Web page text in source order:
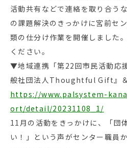
活動共有などで連絡を取り合う
の課題解決のきっかけに宮前セ
類の仕分け作業を開催しました
ください。
▼地域連携「第22回市民活動応
般社団法人Thoughtful Gift』＆
https://www.palsystem-
ort/detail/20231108_1/
11月の活動をきっかけに、「団
い！」という声がセンター職員